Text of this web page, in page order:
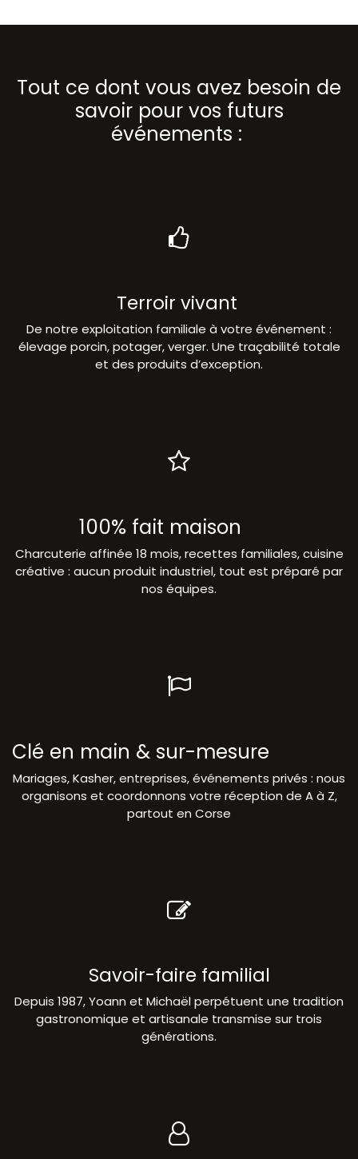
Tout ce dont vous avez besoin de
savoir pour vos futurs
événements :
Terroir vivant
De notre exploitation familiale à votre événement :
élevage porcin, potager, verger. Une traçabilité totale
et des produits d’exception.
100% fait maison
Charcuterie affinée 18 mois, recettes familiales, cuisine
créative : aucun produit industriel, tout est préparé par
nos équipes.
Clé en main & sur-mesure
Mariages, Kasher, entreprises, événements privés : nous
organisons et coordonnons votre réception de A à Z,
partout en Corse
Savoir-faire familial
Depuis 1987, Yoann et Michaël perpétuent une tradition
gastronomique et artisanale transmise sur trois
générations.